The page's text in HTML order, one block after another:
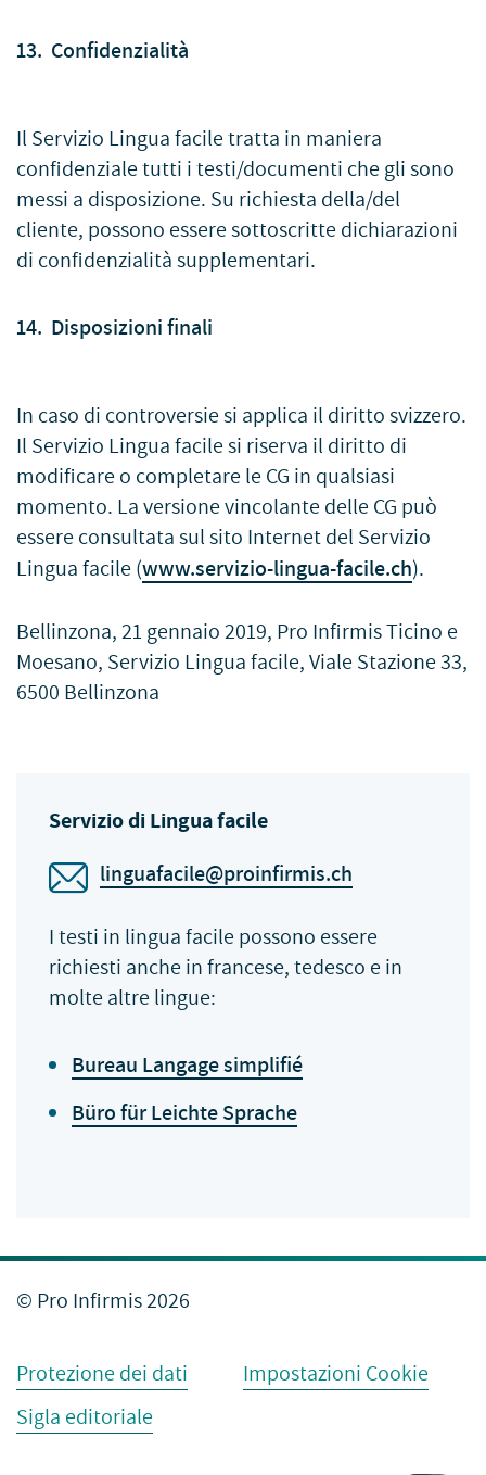
13. Confidenzialità
Il Servizio Lingua facile tratta in maniera
confidenziale tutti i testi/documenti che gli sono
messi a disposizione. Su richiesta della/del
cliente, possono essere sottoscritte dichiarazioni
di confidenzialità supplementari.
14. Disposizioni finali
In caso di controversie si applica il diritto svizzero.
Il Servizio Lingua facile si riserva il diritto di
modificare o completare le CG in qualsiasi
momento. La versione vincolante delle CG può
essere consultata sul sito Internet del Servizio
Lingua facile (www.servizio-lingua-facile.ch).
Bellinzona, 21 gennaio 2019, Pro Infirmis Ticino e
Moesano, Servizio Lingua facile, Viale Stazione 33,
6500 Bellinzona
Servizio di Lingua facile
linguafacile@proinfirmis.ch
I testi in lingua facile possono essere
richiesti anche in francese, tedesco e in
molte altre lingue:
Bureau Langage simplifié
Büro für Leichte Sprache
© Pro Infirmis 2026
Protezione dei dati
Impostazioni Cookie
Sigla editoriale